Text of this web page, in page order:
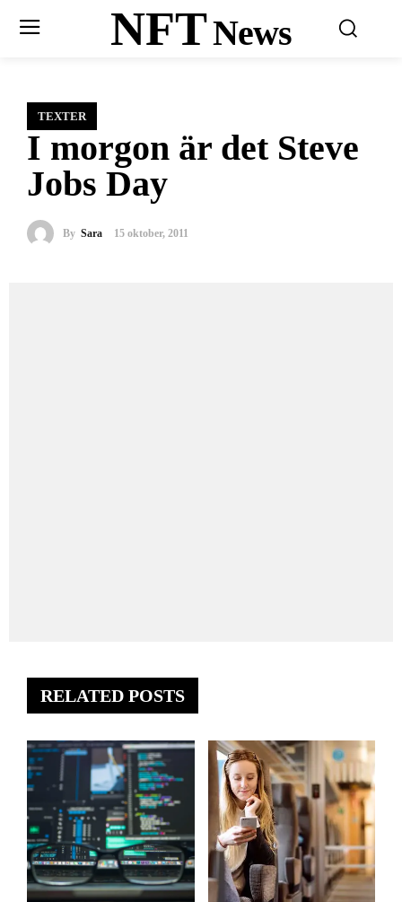
NFTNews
TEXTER
I morgon är det Steve
Jobs Day
By Sara 15 oktober, 2011
RELATED POSTS